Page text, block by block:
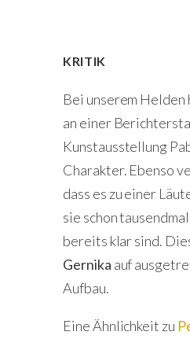
KRITIK
Bei unserem Helden
an einer
Kunstausstellung
Charakter. Ebenso
dass es zu einer
sie schon
bereits klar sind.
Gernika auf
Aufbau.
Eine Ähnlichkeit zu